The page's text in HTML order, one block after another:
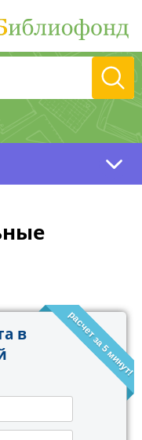
расчет за 5 минут!
в